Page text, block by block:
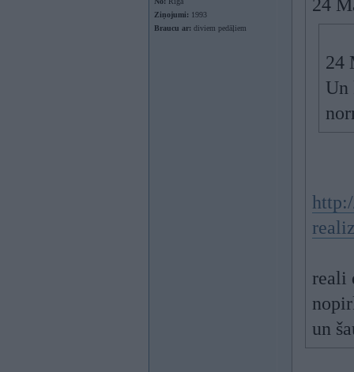
Ziņojumi: 1993
Braucu ar: diviem pedāļiem
24
24
Un
reali
un